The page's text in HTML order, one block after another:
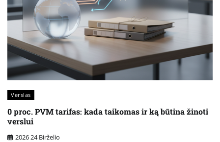
Verslas
0 proc. PVM tarifas: kada taikomas ir ką būtina žinoti
verslui
2026 24 Birželio